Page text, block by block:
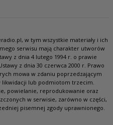
w tym wszystkie materiały i ich
serwisu mają charakter utworów
z dnia 4 lutego 1994 r. o prawie
z dnia 30 czerwca 2000 r. Prawo
mowa w zdaniu poprzedzającym
likwidacji lub podmiotom trzecim.
powielanie, reprodukowanie oraz
w serwisie, zarówno w części,
pisemnej zgody uprawnionego.